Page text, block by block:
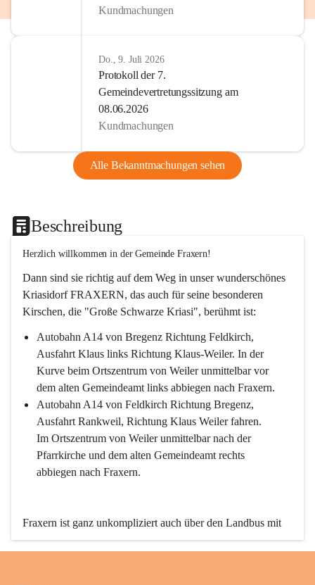
Kundmachungen
Do., 9. Juli 2026
Protokoll der 7.
Gemeindevertretungssitzung am
08.06.2026
Kundmachungen
Alle Bekanntmachungen sehen
Beschreibung
Herzlich willkommen in der Gemeinde Fraxern!
Dann sind sie richtig auf dem Weg in unser wunderschönes
Kriasidorf FRAXERN, das auch für seine besonderen
Kirschen, die "Große Schwarze Kriasi", berühmt ist:
Autobahn A14 von Bregenz Richtung Feldkirch,
Ausfahrt Klaus links Richtung Klaus-Weiler. In der
Kurve beim Ortszentrum von Weiler unmittelbar vor
dem alten Gemeindeamt links abbiegen nach Fraxern.
Autobahn A14 von Feldkirch Richtung Bregenz,
Ausfahrt Rankweil, Richtung Klaus Weiler fahren.
Im Ortszentrum von Weiler unmittelbar nach der
Pfarrkirche und dem alten Gemeindeamt rechts
abbiegen nach Fraxern.
Fraxern ist ganz unkompliziert auch über den Landbus mit
den öffentlichen Verkehrsmitteln zu erreichen. Die Linie